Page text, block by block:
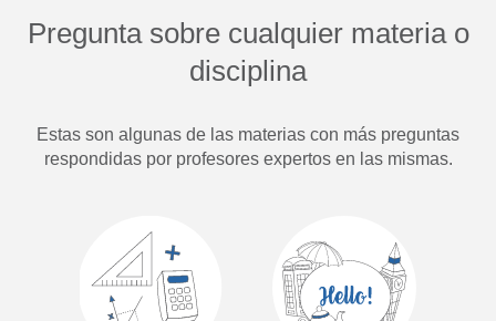
Pregunta sobre cualquier materia o
disciplina
Estas son algunas de las materias con más preguntas
respondidas por profesores expertos en las mismas.